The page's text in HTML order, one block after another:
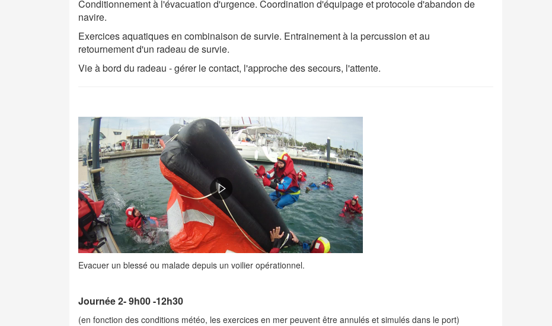
Conditionnement à l'évacuation d'urgence. Coordination d'équipage et protocole d'abandon de
navire.
Exercices aquatiques en combinaison de survie. Entrainement à la percussion et au
retournement d'un radeau de survie.
Vie à bord du radeau - gérer le contact, l'approche des secours, l'attente.
Evacuer un blessé ou malade depuis un voilier opérationnel.
Journée 2- 9h00 -12h30
(en fonction des conditions météo, les exercices en mer peuvent être annulés et simulés dans le port)